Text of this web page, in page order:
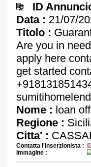
ID
Data : 21/07/
Titolo :
Are you in
apply here
get started
Nome : loan
Regione :
Citta' :
Contatta l'inserzionista :
Immagine :